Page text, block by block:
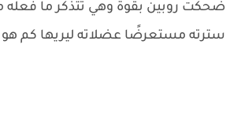
ضحكت روبين بقوة وهي تتذكر ما فعله
سترته مستعرضًا عضلاته ليريها كم